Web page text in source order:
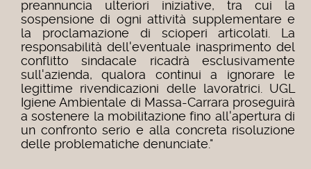
preannuncia ulteriori iniziative, tra cui la
sospensione di ogni attività supplementare e
la proclamazione di scioperi articolati. La
responsabilità dell'eventuale inasprimento del
conflitto sindacale ricadrà esclusivamente
sull'azienda, qualora continui a ignorare le
legittime rivendicazioni delle lavoratrici. UGL
Igiene Ambientale di Massa-Carrara proseguirà
a sostenere la mobilitazione fino all'apertura di
un confronto serio e alla concreta risoluzione
delle problematiche denunciate."